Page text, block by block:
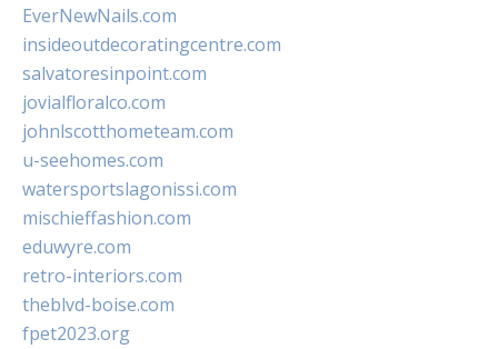
EverNewNails.com
insideoutdecoratingcentre.com
salvatoresinpoint.com
jovialfloralco.com
johnlscotthometeam.com
u-seehomes.com
watersportslagonissi.com
mischieffashion.com
eduwyre.com
retro-interiors.com
theblvd-boise.com
fpet2023.org